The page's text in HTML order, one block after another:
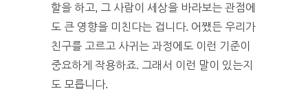
할을 하고, 그 사람이 세상을 바라보는 관점에
도 큰 영향을 미친다는 겁니다. 어쨌든 우리가
친구를 고르고 사귀는 과정에도 이런 기준이
중요하게 작용하죠. 그래서 이런 말이 있는지
도 모릅니다.